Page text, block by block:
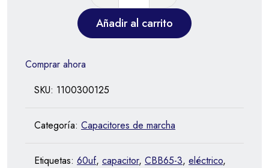
Añadir al carrito
Comprar ahora
SKU: 1100300125
Categoría: Capacitores de marcha
Etiquetas: 60uf, capacitor, CBB65-3, eléctrico,